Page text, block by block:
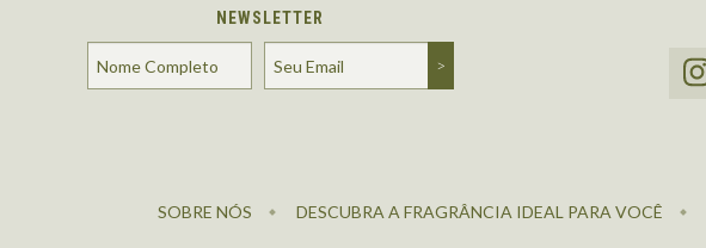
NEWSLETTER
SOBRE NÓS DESCUBRA A FRAGRÂNCIA IDEAL PARA VOCÊ